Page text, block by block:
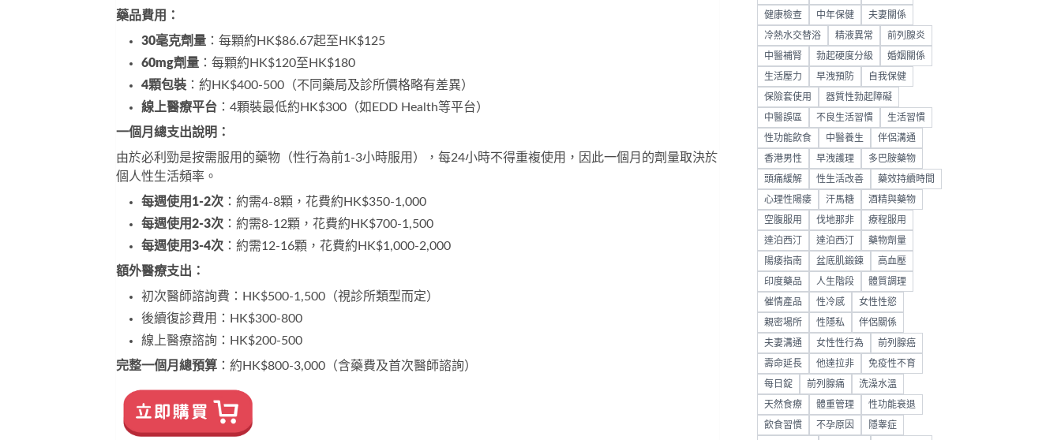
藥品費用：
30毫克劑量 ：每顆約HK$86.67起至HK$125
60mg劑量 ：每顆約HK$120至HK$180
4顆包裝 ：約HK$400-500（不同藥局及診所價格略有差異）
線上醫療平台 ：4顆裝最低約HK$300（如EDD Health等平台）
一個月總支出說明：
由於必利勁是按需服用的藥物（性行為前1-3小時服用），每24小時不得重複使用，因此一個月的劑量取決於
個人性生活頻率。
每週使用1-2次 ：約需4-8顆，花費約HK$350-1,000
每週使用2-3次 ：約需8-12顆，花費約HK$700-1,500
每週使用3-4次 ：約需12-16顆，花費約HK$1,000-2,000
額外醫療支出：
初次醫師諮詢費：HK$500-1,500（視診所類型而定）
後續復診費用：HK$300-800
線上醫療諮詢：HK$200-500
完整一個月總預算 ：約HK$800-3,000（含藥費及首次醫師諮詢）
健康檢查 中年保健 夫妻關係
冷熱水交替浴 精液異常 前列腺炎
中醫補腎 勃起硬度分級 婚姻關係
生活壓力 早洩預防 自我保健
保險套使用 器質性勃起障礙
中醫誤區 不良生活習慣 生活習慣
性功能飲食 中醫養生 伴侶溝通
香港男性 早洩護理 多巴胺藥物
頭痛緩解 性生活改善 藥效持續時間
心理性陽痿 汗馬糖 酒精與藥物
空腹服用 伐地那非 療程服用
達泊西汀 達泊西汀 藥物劑量
陽痿指南 盆底肌鍛鍊 高血壓
印度藥品 人生階段 體質調理
催情產品 性冷感 女性性慾
親密場所 性隱私 伴侶關係
夫妻溝通 女性性行為 前列腺癌
壽命延長 他達拉非 免疫性不育
每日錠 前列腺痛 洗澡水溫
天然食療 體重管理 性功能衰退
飲食習慣 不孕原因 隱睾症